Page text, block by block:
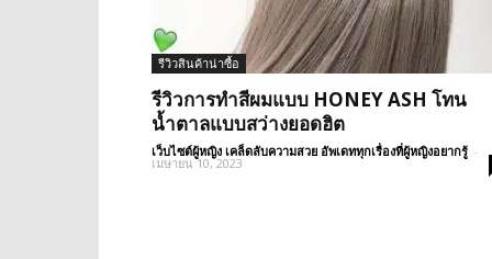
รีวิวสินค้าน่าซื้อ
รีวิวการทำสีผมแบบ HONEY ASH โทน
น้ำตาลแบบสว่างยอดฮิต
เว็บไซต์ผู้หญิง เคล็ดลับความสวย อัพเดททุกเรื่องที่ผู้หญิงอยากรู้ -
เมษายน 10, 2023